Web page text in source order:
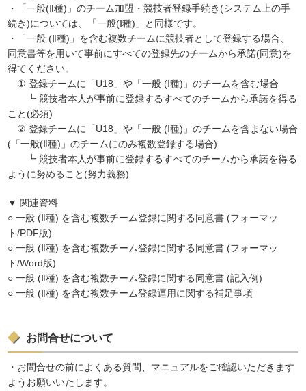
・「一般(Ⅱ種)」のチーム加盟・競技者登録手続き(システム上の手
続き)については、「一般(Ⅰ種)」と同様です。
・「一般 (Ⅱ種)」を含む複数チームに競技者として登録する場合、
同意書等を用いて事前にすべての登録先のチームから承諾(同意)を
得てください。
① 登録チームに「U18」や「一般 (Ⅰ種)」のチームを含む場合
┗ 競技者本人が事前に登録するすべてのチームから承諾を得る
こと(必須)
② 登録チームに「U18」や「一般 (Ⅰ種)」のチームを含まない場合
(「一般(Ⅱ種)」のチームにのみ複数登録する場合)
┗ 競技者本人が事前に登録するすべてのチームから承諾を得る
ように努めること(努力義務)
▼ 関連資料
○ 一般 (Ⅱ種) を含む複数チーム登録に関する同意書 (フォーマッ
ト/PDF版)
○ 一般 (Ⅱ種) を含む複数チーム登録に関する同意書 (フォーマッ
ト/Word版)
○ 一般 (Ⅱ種) を含む複数チーム登録に関する同意書 (記入例)
○ 一般 (Ⅱ種) を含む複数チーム登録運用に関する補足事項
お問合せについて
・お問合せの前によくある質問、マニュアルをご確認いただきます
ようお願いいたします。